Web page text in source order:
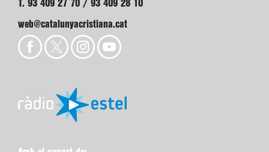
T. 93 409 27 70 / 93 409 28 10
web@catalunyacristiana.cat